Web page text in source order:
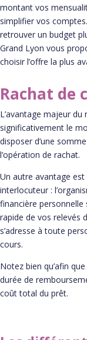
montant vos
simplifier vos
retrouver un budget
Grand Lyon vous
choisir l’offre la plus
Rachat de
L’avantage majeur
significativement le
disposer d’une
l’opération de rachat.
Un autre avantage est
interlocuteur :
financière personnelle
rapide de vos relevés
s’adresse à toute
cours.
Notez bien qu’afin
durée de
coût total du prêt.